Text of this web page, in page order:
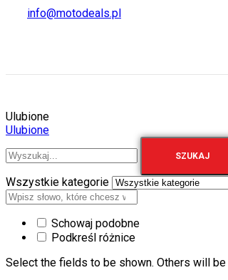
info@motodeals.pl
Ulubione
Ulubione
SZUKAJ
Wszystkie kategorie
Schowaj podobne
Podkreśl różnice
Select the fields to be shown. Others will be